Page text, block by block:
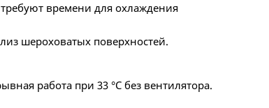
времени для охлаждения
шероховатых поверхностей.
работа при 33 °C без вентилятора.